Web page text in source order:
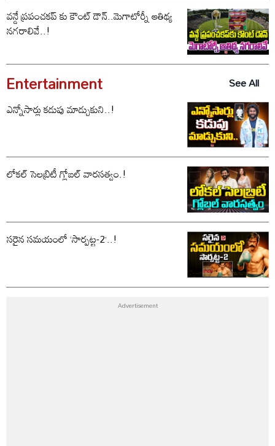
వన్డే ప్రపంచకప్ కు కౌంట్ డౌన్..మెగాటోర్నీ ఆతిథ్య
నగరాలివే..!
Entertainment
See All
ఎన్నోసార్లు కడుపు మాడ్చుకుని..!
లోకల్ సెలబ్రిటీ గ్లోబల్ వారసత్వం.!
సరైన సమయంలో ‘సార్పట్ట-2’..!